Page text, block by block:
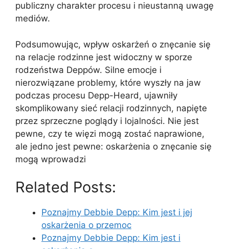
publiczny charakter procesu i nieustanną uwagę
mediów.
Podsumowując, wpływ oskarżeń o znęcanie się
na relacje rodzinne jest widoczny w sporze
rodzeństwa Deppów. Silne emocje i
nierozwiązane problemy, które wyszły na jaw
podczas procesu Depp-Heard, ujawniły
skomplikowany sieć relacji rodzinnych, napięte
przez sprzeczne poglądy i lojalności. Nie jest
pewne, czy te więzi mogą zostać naprawione,
ale jedno jest pewne: oskarżenia o znęcanie się
mogą wprowadzi
Related Posts:
Poznajmy Debbie Depp: Kim jest i jej
oskarżenia o przemoc
Poznajmy Debbie Depp: Kim jest i